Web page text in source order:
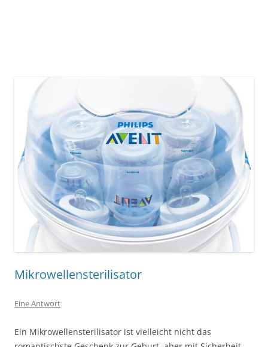
Mikrowellensterilisator
Eine Antwort
Ein Mikrowellensterilisator ist vielleicht nicht das